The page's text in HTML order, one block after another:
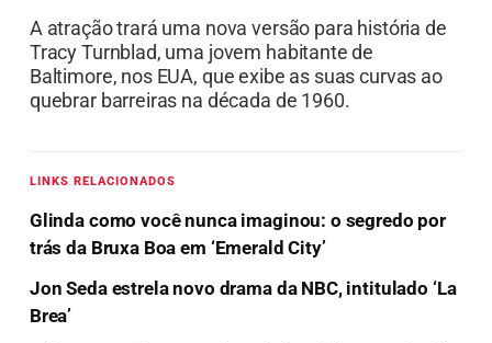
A atração trará uma nova versão para história de
Tracy Turnblad, uma jovem habitante de
Baltimore, nos EUA, que exibe as suas curvas ao
quebrar barreiras na década de 1960.
LINKS RELACIONADOS
Glinda como você nunca imaginou: o segredo por
trás da Bruxa Boa em ‘Emerald City’
Jon Seda estrela novo drama da NBC, intitulado ‘La
Brea’